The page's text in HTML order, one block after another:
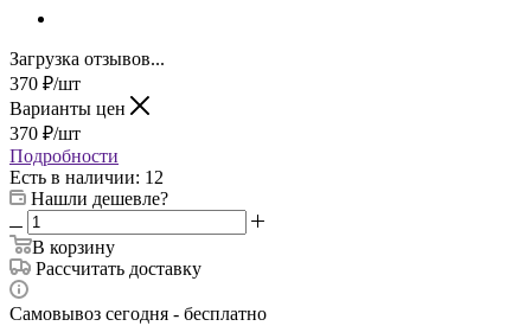
Загрузка отзывов...
370 ₽/шт
Варианты цен
370 ₽/шт
Подробности
Есть в наличии: 12
Нашли дешевле?
В корзину
Рассчитать доставку
Самовывоз сегодня - бесплатно